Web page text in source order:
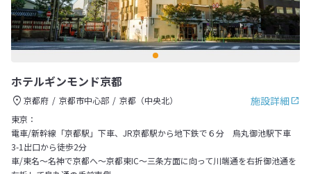
ホテルギンモンド京都
施設詳細
京都府 京都市中心部
京都（中央北）
東京：
電車/新幹線「京都駅」下車、JR京都駅から地下鉄で６分 烏丸御池駅下車
3-1出口から徒歩2分
車/東名～名神で京都へ～京都東IC～三条方面に向って川端通を右折御池通を